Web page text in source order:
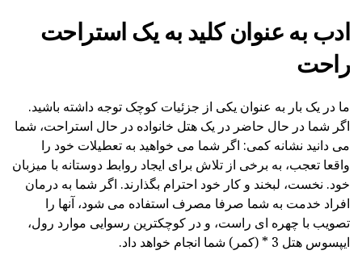
ادب به عنوان کلید به یک استراحت
راحت
ما در یک بار به عنوان یکی از جزئیات کوچک توجه داشته باشید.
اگر شما در حال حاضر در یک هتل خانواده در حال استراحت، شما
می دانید نشانه کمی: اگر شما می خواهید به تعطیلات خود را
واقعا تعجب، به برخی از تلاش برای ایجاد روابط دوستانه با میزبان
خود. نخست، لبخند و کار خود احترام بگذارند. اگر شما به درمان
افراد خدمت به شما صرفا مصرف استفاده می شود، آنها را
تصویب با چهره ای راست، و در کوچکترین رسوایی موارد رول،
ایپسوس هتل 3 * (کمر) شما انجام خواهد داد.